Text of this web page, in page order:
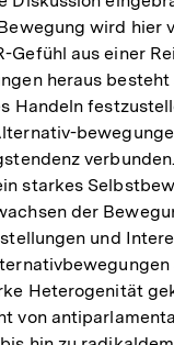
wird hier
Gefühl aus einer
heraus
Handeln
starkes
der
und
Heterogenität
von